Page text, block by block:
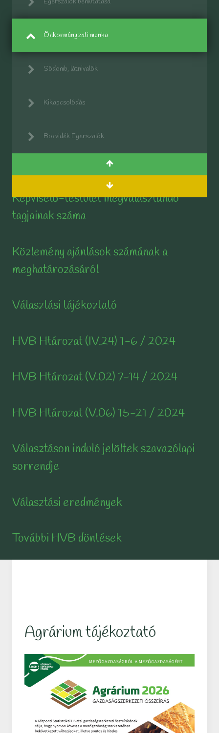
Önkormányzati munka
Sódomb, látnivalók
Kikapcsolódás
Borvidék Egerszalók
Képviselő-testület megválasztandó
tagjainak száma
Közlemény ajánlások számának a
meghatározásáról
Választási tájékoztató
HVB Htározat (IV.24) 1-6 / 2024
HVB Htározat (V.02) 7-14 / 2024
HVB Htározat (V.06) 15-21 / 2024
Választáson induló jelöltek szavazólapi
sorrendje
Választási eredmények
További HVB döntések
Agrárium tájékoztató